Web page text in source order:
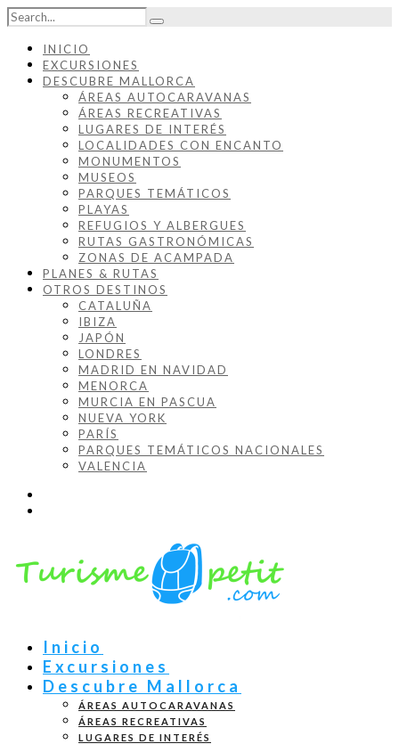
INICIO
EXCURSIONES
DESCUBRE MALLORCA
ÁREAS AUTOCARAVANAS
ÁREAS RECREATIVAS
LUGARES DE INTERÉS
LOCALIDADES CON ENCANTO
MONUMENTOS
MUSEOS
PARQUES TEMÁTICOS
PLAYAS
REFUGIOS Y ALBERGUES
RUTAS GASTRONÓMICAS
ZONAS DE ACAMPADA
PLANES & RUTAS
OTROS DESTINOS
CATALUÑA
IBIZA
JAPÓN
LONDRES
MADRID EN NAVIDAD
MENORCA
MURCIA EN PASCUA
NUEVA YORK
PARÍS
PARQUES TEMÁTICOS NACIONALES
VALENCIA
Inicio
Excursiones
Descubre Mallorca
ÁREAS AUTOCARAVANAS
ÁREAS RECREATIVAS
LUGARES DE INTERÉS